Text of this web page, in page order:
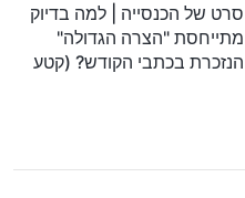
סרט של הכנסייה | למה בדיוק
מתייחסת "הצרה הגדולה"
הנזכרת בכתבי הקודש? (קטע